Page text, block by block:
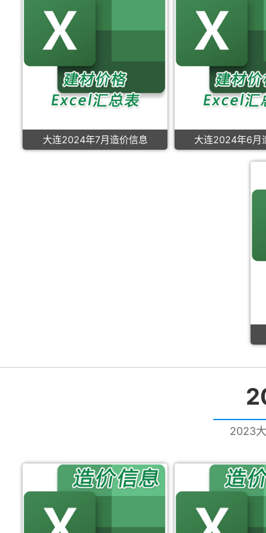
大连2024年7月造价信息 大连2024年6月
2023